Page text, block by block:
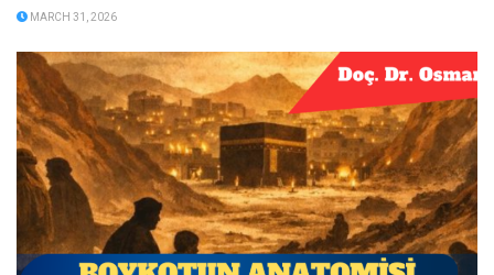
MARCH 31, 2026